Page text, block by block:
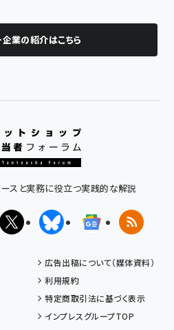
業の紹介はこちら
スと実務に役立つ実践的な解説
X(エックス)BlueskyGoogleニュ
RSS
広告出稿について（媒体資料）
利用規約
特定商取引法に基づく表示
インプレスグループTOP